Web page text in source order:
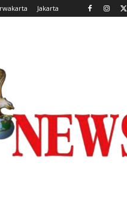
Jakarta